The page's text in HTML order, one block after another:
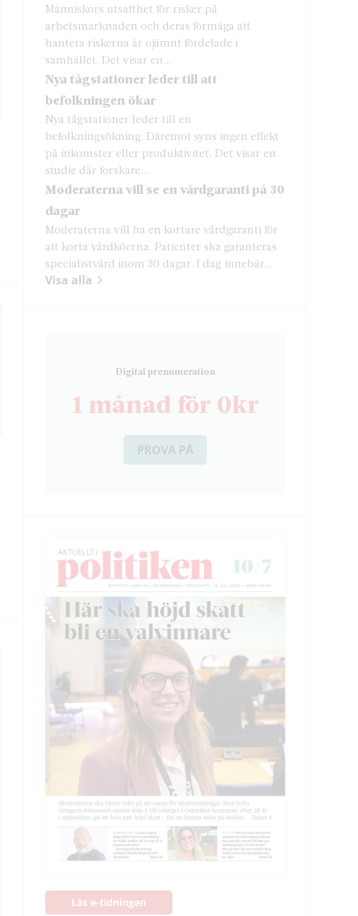
Människors utsatthet för risker på
arbetsmarknaden och deras förmåga att
hantera riskerna är ojämnt fördelade i
samhället. Det visar en...
Nya tågstationer leder till att
befolkningen ökar
Nya tågstationer leder till en
befolkningsökning. Däremot syns ingen effekt
på inkomster eller produktivitet. Det visar en
studie där forskare...
Moderaterna vill se en vårdgaranti på 30
dagar
Moderaterna vill ha en kortare vårdgaranti för
att korta vårdköerna. Patienter ska garanteras
specialistvård inom 30 dagar. I dag innebär...
Visa alla
Digital prenumeration
1 månad för 0kr
PROVA PÅ
Läs e-tidningen